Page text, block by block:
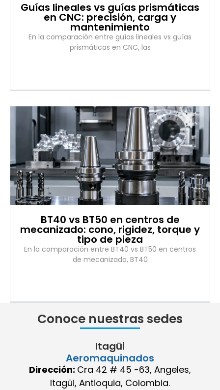
Guías lineales vs guías prismáticas
en CNC: precisión, carga y
mantenimiento
En la comparación entre guías lineales vs guías
prismáticas en CNC, las
BT40 vs BT50 en centros de
mecanizado: cono, rigidez, torque y
tipo de pieza
En la comparación entre BT40 vs BT50 en centros
de mecanizado, BT40
Conoce nuestras sedes
Itagüi
Aeromaquinados
Dirección: Cra 42 # 45 -63, Angeles,
Itagüi, Antioquia, Colombia.